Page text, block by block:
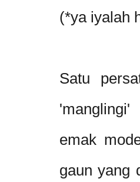
(*ya iyalah
Satu
emak
gaun yang